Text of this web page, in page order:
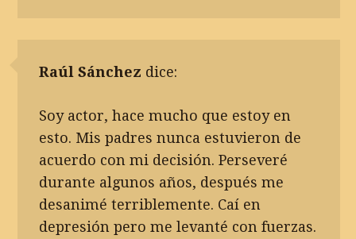
Raúl Sánchez dice:
Soy actor, hace mucho que estoy en
esto. Mis padres nunca estuvieron de
acuerdo con mi decisión. Perseveré
durante algunos años, después me
desanimé terriblemente. Caí en
depresión pero me levanté con fuerzas.